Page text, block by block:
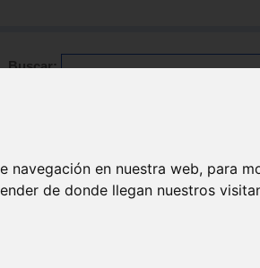
en nuestra web, para
de donde llegan nuestros
Buscar: